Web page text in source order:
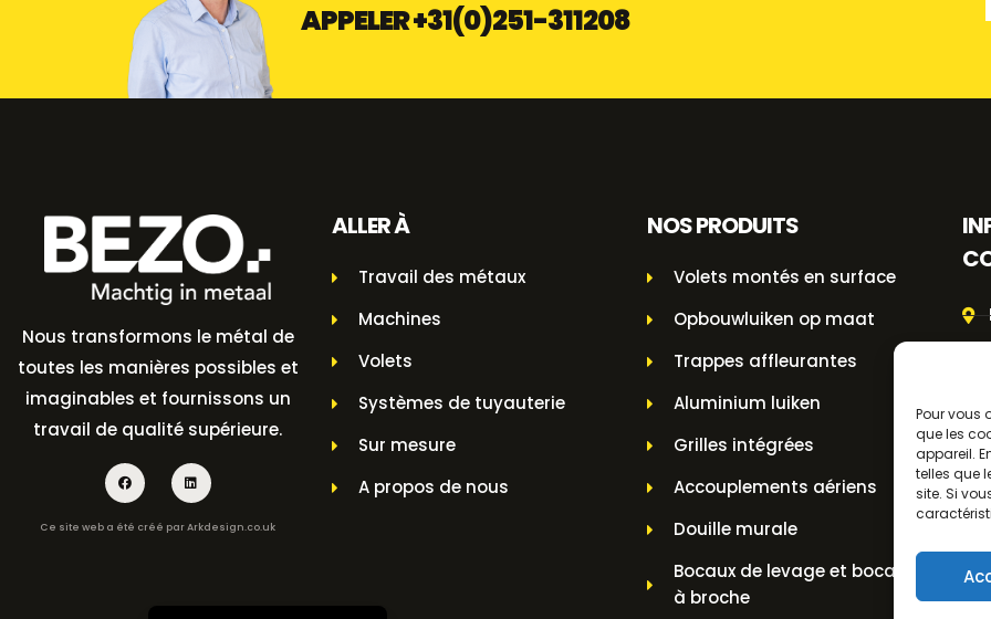
Pour vous
que les
appareil.
telles que
site. Si
APPELER+31(0)251-311208
Nous transformons le métal de
toutes les manières possibles et
imaginables et fournissons un
travail de qualité supérieure.
Ce site web a été créé parArkdesign.co.uk
ALLER À
Travail des métaux
Machines
Volets
Systèmes de tuyauterie
Sur mesure
A propos de nous
NOS PRODUITS
Volets montés en surface
Opbouwluiken op maat
Trappes affleurantes
Aluminium luiken
Grilles intégrées
Accouplements aériens
Douille murale
Bocaux de levage et bocaux
à broche